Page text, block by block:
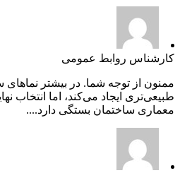
کارشناس روابط عمومی
ممنون از توجه شما. در بیشتر نماهای
طبیعی‌تری ایجاد می‌کند، اما انتخاب
معماری ساختمان بستگی دارد....